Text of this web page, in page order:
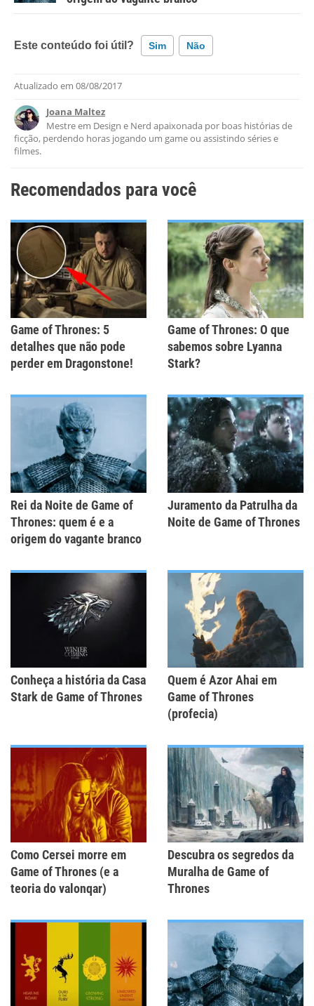
Este conteúdo foi útil? Sim Não
Este conteúdo contém informação incorreta
Este conteúdo não tem a informação que procuro
Outro
Atualizado em 08/08/2017
Joana Maltez
Mestre em Design e Nerd apaixonada por boas histórias de
ficção, perdendo horas jogando um game ou assistindo séries e
filmes.
Recomendados para você
Game of Thrones: 5
detalhes que não pode
perder em Dragonstone!
Game of Thrones: O que
sabemos sobre Lyanna
Stark?
Rei da Noite de Game of
Thrones: quem é e a
origem do vagante branco
Juramento da Patrulha da
Noite de Game of Thrones
Conheça a história da Casa
Stark de Game of Thrones
Quem é Azor Ahai em
Game of Thrones
(profecia)
Como Cersei morre em
Game of Thrones (e a
teoria do valonqar)
Descubra os segredos da
Muralha de Game of
Thrones